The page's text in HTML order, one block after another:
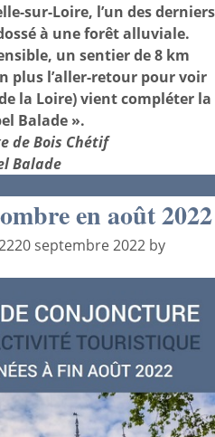
sur-Loire, l’un des derniers
à une forêt alluviale.
un sentier de 8 km
plus l’aller-retour pour voir
la Loire) vient compléter la
Balade ».
de Bois Chétif
Balade
en août 2022
20 septembre 2022 by